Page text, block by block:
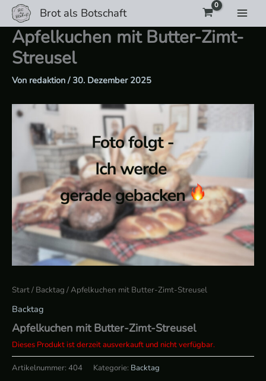
Zum
Inhalt
springen
Brot als Botschaft
Apfelkuchen mit Butter-Zimt-
Streusel
Von redaktion /30. Dezember 2025
Start/ Backtag / Apfelkuchen mit Butter-Zimt-Streusel
Backtag
Apfelkuchen mit Butter-Zimt-Streusel
Dieses Produkt ist derzeit ausverkauft und nicht verfügbar.
Artikelnummer: 404 Kategorie: Backtag